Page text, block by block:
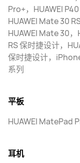
Pro+，HUAWEI
HUAWEI Mate 30
HUAWEI Mate 30
RS 保时捷设计，
保时捷设计，
系列
平板
HUAWEI MatePad
耳机